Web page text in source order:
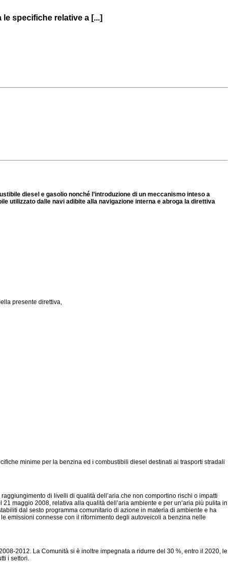
specifiche relative a [...]
diesel e gasolio nonché l’introduzione di un meccanismo inteso a
utilizzato dalle navi adibite alla navigazione interna e abroga la direttiva
presente direttiva,
minime per la benzina ed i combustibili diesel destinati ai trasporti stradali
di livelli di qualità dell’aria che non comportino rischi o impatti
maggio 2008, relativa alla qualità dell’aria ambiente e per un’aria più pulita in
dal sesto programma comunitario di azione in materia di ambiente e ha
emissioni connesse con il rifornimento degli autoveicoli a benzina nelle
2012. La Comunità si è inoltre impegnata a ridurre del 30 %, entro il 2020, le
i settori.